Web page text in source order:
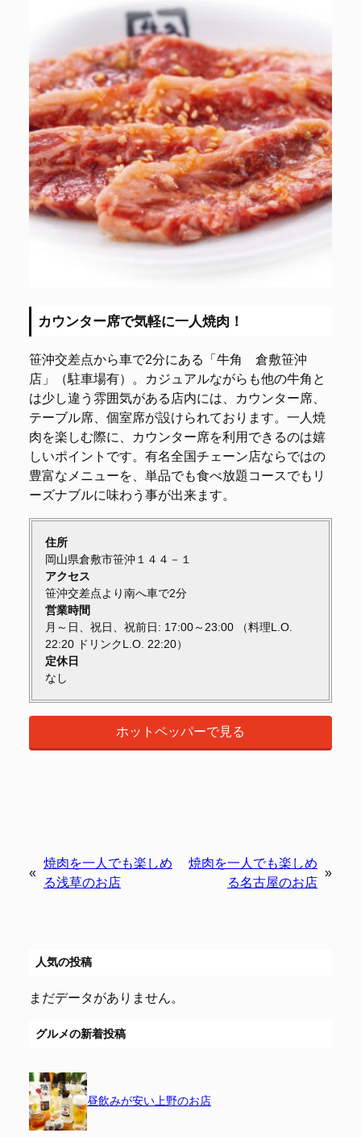
カウンター席で気軽に一人焼肉！
笹沖交差点から車で2分にある「牛角 倉敷笹沖
店」（駐車場有）。カジュアルながらも他の牛角と
は少し違う雰囲気がある店内には、カウンター席、
テーブル席、個室席が設けられております。一人焼
肉を楽しむ際に、カウンター席を利用できるのは嬉
しいポイントです。有名全国チェーン店ならではの
豊富なメニューを、単品でも食べ放題コースでもリ
ーズナブルに味わう事が出来ます。
住所
岡山県倉敷市笹沖１４４－１
アクセス
笹沖交差点より南へ車で2分
営業時間
月～日、祝日、祝前日: 17:00～23:00 （料理L.O.
22:20 ドリンクL.O. 22:20）
定休日
なし
ホットペッパーで見る
«
焼肉を一人でも楽しめ
る浅草のお店
焼肉を一人でも楽しめ
る名古屋のお店
»
人気の投稿
まだデータがありません。
グルメの新着投稿
昼飲みが安い上野のお店